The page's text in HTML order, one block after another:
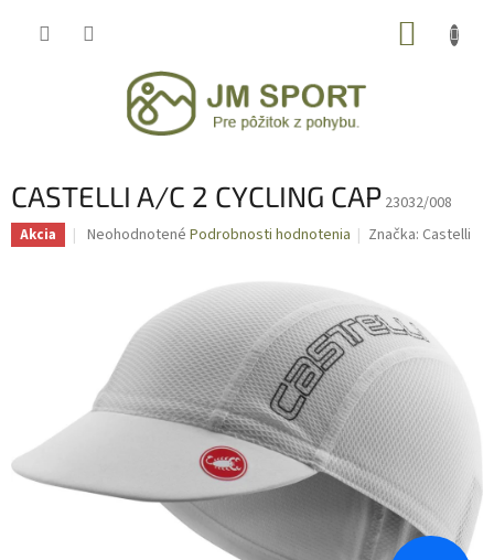
CASTELLI A/C 2 CYCLING CAP 23032/008
Akcia
Priemerné
hviezdičiek.
Neohodnotené Podrobnosti hodnotenia Značka: Castelli